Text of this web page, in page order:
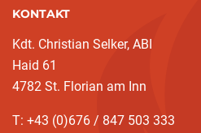
KONTAKT
Kdt. Christian Selker, ABI
Haid 61
4782 St. Florian am Inn
T: +43 (0)676 / 847 503 333